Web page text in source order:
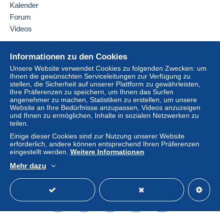
1,60 €
Von 21gr bis 100gr
3,25 €
Von 101gr bis 250gr
5,30 €
7,50 €
Von 501gr bis 1000gr
Ab 1001gr
11,20 €
Um auf die Lieferinformationen
zugreifen zu können, müssen Sie
Mitglied sein und sich einloggen.
Einlogg
en
hinzufügen
Informationen zu den Cookies
Unsere Website verwendet Cookies zu folgenden Zwecken: um
Ihnen die gewünschten Serviceleitungen zur Verfügung zu
stellen, die Sicherheit auf unserer Plattform zu gewährleisten,
Ihre Präferenzen zu speichern, um Ihnen das Surfen
angenehmer zu machen, Statistiken zu erstellen, um unsere
Website an Ihre Bedürfnisse anzupassen, Videos anzuzeigen
und Ihnen zu ermöglichen, Inhalte in sozialen Netzwerken zu
teilen.
Einige dieser Cookies sind zur Nutzung unserer Website
erforderlich, andere können entsprechend Ihren Präferenzen
eingestellt werden. Weitere Informationen
Mehr dazu
Kalender
Forum
Videos
Online-Hilfe
Auf Delcampe kaufen
Auf Delcampe verkaufen
Eine sichere Website